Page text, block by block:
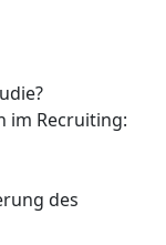
im Recruiting:
des